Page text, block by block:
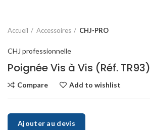
Accueil Accessoires CHJ-PRO
CHJ professionnelle
Poignée Vis à Vis (Réf. TR93)
Compare Add to wishlist
Ajouter au devis